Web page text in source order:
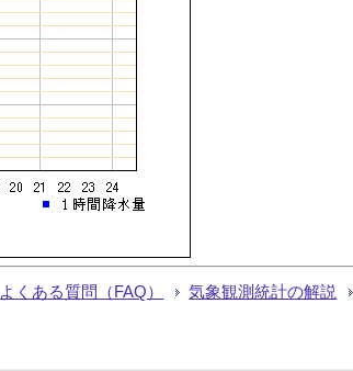
よくある質問（FAQ） 気象観測統計の解説